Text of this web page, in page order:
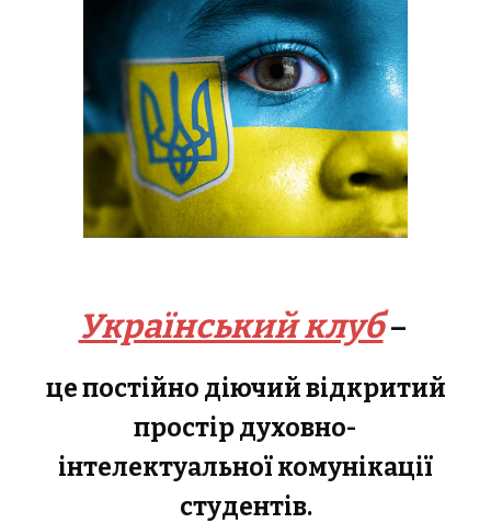
Український клуб–
це постійно діючий відкритий
простір духовно-
інтелектуальної комунікації
студентів.